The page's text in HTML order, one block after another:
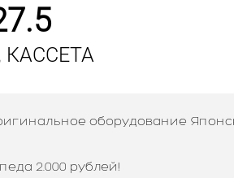
КАССЕТА
оборудование
2.000 рублей!